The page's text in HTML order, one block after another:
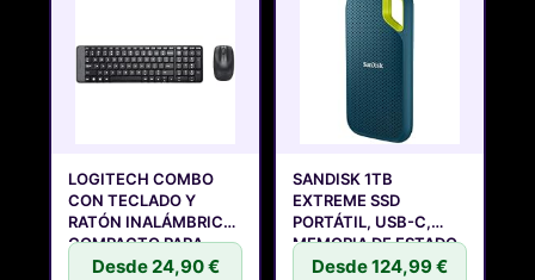
LOGITECH COMBO
CON TECLADO Y
RATÓN INALÁMBRICO
COMPACTO PARA
Desde 24,90 €
SANDISK 1TB
EXTREME SSD
PORTÁTIL, USB-C,
MEMORIA DE ESTADO
Desde 124,99 €